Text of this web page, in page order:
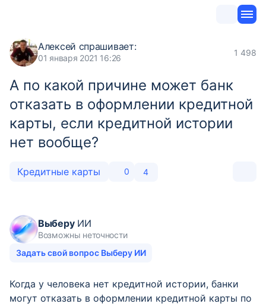
Алексей спрашивает:
01 января 2021 16:26
1 498
А по какой причине может банк
отказать в оформлении кредитной
карты, если кредитной истории
нет вообще?
Кредитные карты 0 4
ВыберуИИ
Возможны неточности
Задать свой вопрос Выберу ИИ
Когда у человека нет кредитной истории, банки
могут отказать в оформлении кредитной карты по